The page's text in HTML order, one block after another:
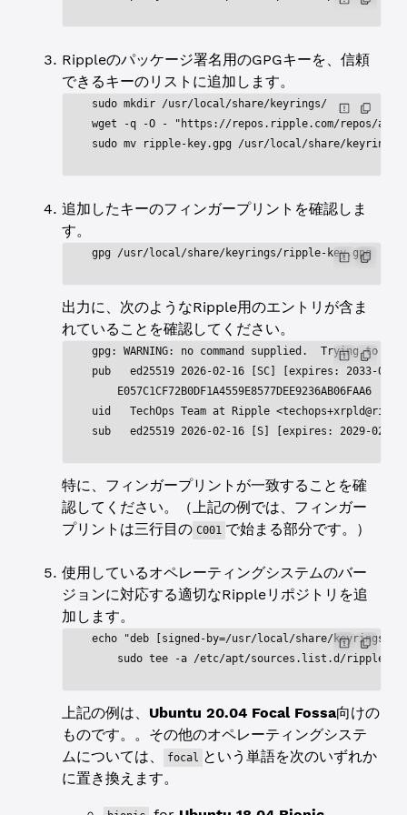
Rippleのパッケージ署名用のGPGキーを、信頼
できるキーのリストに追加します。
sudo mkdir /usr/local/share/keyrings/
wget -q -O - "https://repos.ripple.com/repos/
sudo mv ripple-key.gpg /usr/local/share/keyrings
追加したキーのフィンガープリントを確認しま
す。
gpg /usr/local/share/keyrings/ripple-key.gpg
出力に、次のようなRipple用のエントリが含ま
れていることを確認してください。
gpg: WARNING: no command supplied.  Trying to
pub   ed25519 2026-02-16 [SC] [expires: 2033-02-
    E057C1CF72B0DF1A4559E8577DEE9236AB06FAA6
uid   TechOps Team at Ripple <
sub   ed25519 2026-02-16 [S] [expires: 2029-02-
特に、フィンガープリントが一致することを確
認してください。（上記の例では、フィンガー
プリントは三行目の C001 で始まる部分です。）
使用しているオペレーティングシステムのバー
ジョンに対応する適切なRippleリポジトリを追
加します。
echo "deb [signed-by=/usr/local/share/
sudo tee -a /etc/apt/sources.list.d/
上記の例は、 Ubuntu 20.04 Focal Fossa向けの
ものです。。その他のオペレーティングシステ
ムについては、
focal という単語を次のいずれか
に置き換えます。